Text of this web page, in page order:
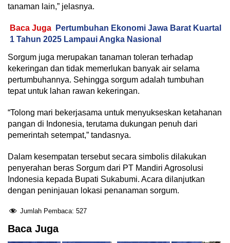
tanaman lain,” jelasnya.
Baca Juga
Pertumbuhan Ekonomi Jawa Barat Kuartal
1 Tahun 2025 Lampaui Angka Nasional
Sorgum juga merupakan tanaman toleran terhadap
kekeringan dan tidak memerlukan banyak air selama
pertumbuhannya. Sehingga sorgum adalah tumbuhan
tepat untuk lahan rawan kekeringan.
“Tolong mari bekerjasama untuk menyukseskan ketahanan
pangan di Indonesia, terutama dukungan penuh dari
pemerintah setempat,” tandasnya.
Dalam kesempatan tersebut secara simbolis dilakukan
penyerahan beras Sorgum dari PT Mandiri Agrosolusi
Indonesia kepada Bupati Sukabumi. Acara dilanjutkan
dengan peninjauan lokasi penanaman sorgum.
Jumlah Pembaca: 527
Baca Juga